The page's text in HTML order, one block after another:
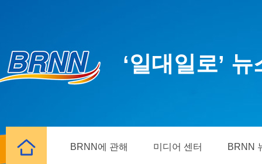
‘일대일로’
BRNN에 관해 미디어 센터 BRNN